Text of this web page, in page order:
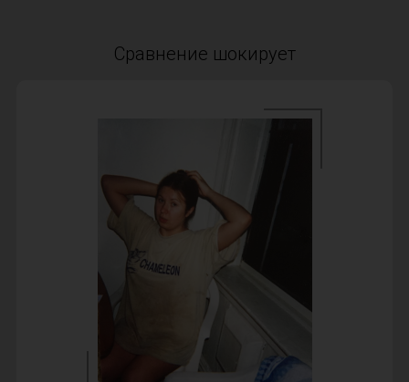
Сравнение шокирует